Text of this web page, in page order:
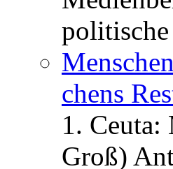
chens
1. Ceuta:
Groß)